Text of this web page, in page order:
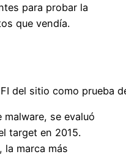
para probar la
que vendía.
del sitio como prueba
se evaluó
target en 2015.
la marca más